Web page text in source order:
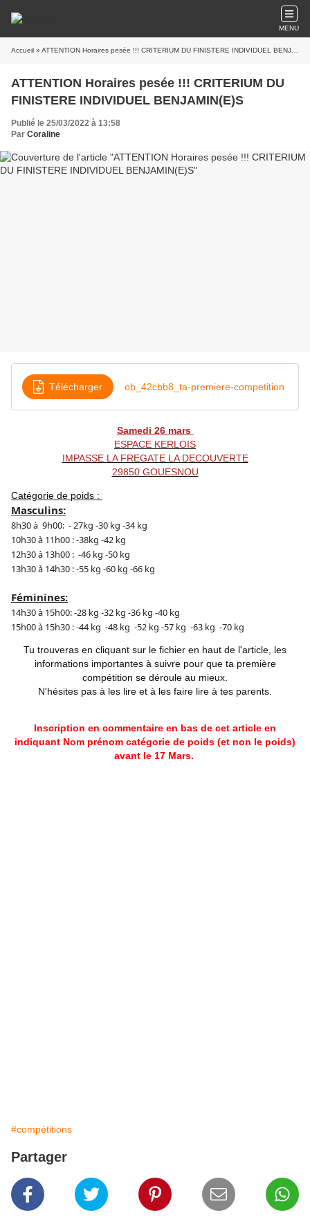
MENU
Accueil » ATTENTION Horaires pesée !!! CRITERIUM DU FINISTERE INDIVIDUEL BENJAMIN(E)S
ATTENTION Horaires pesée !!! CRITERIUM DU
FINISTERE INDIVIDUEL BENJAMIN(E)S
Publié le 25/03/2022 à 13:58
Par Coraline
Télécharger ob_42cbb8_ta-premiere-competition
Samedi 26 mars
ESPACE KERLOIS
IMPASSE LA FREGATE LA DECOUVERTE
29850 GOUESNOU
Catégorie de poids :
Masculins:
8h30 à 9h00: - 27kg -30 kg -34 kg
10h30 à 11h00 : -38kg -42 kg
12h30 à 13h00 : -46 kg -50 kg
13h30 à 14h30 : -55 kg -60 kg -66 kg
Féminines:
14h30 à 15h00: -28 kg -32 kg -36 kg -40 kg
15h00 à 15h30 : -44 kg -48 kg -52 kg -57 kg -63 kg -70 kg
Tu trouveras en cliquant sur le fichier en haut de l'article, les
informations importantes à suivre pour que ta première
compétition se déroule au mieux.
N'hésites pas à les lire et à les faire lire à tes parents.
Inscription en commentaire en bas de cet article en
indiquant Nom prénom catégorie de poids (et non le poids)
avant le 17 Mars.
#compétitions
Partager